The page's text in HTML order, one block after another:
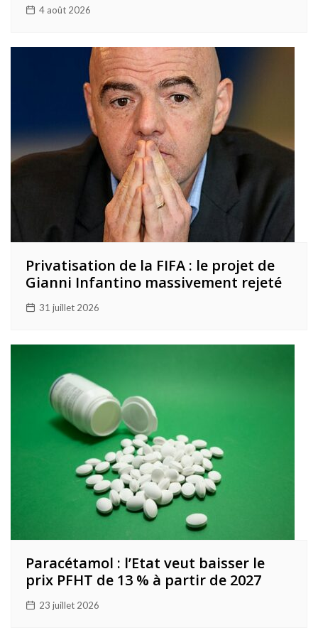
4 août 2026
Privatisation de la FIFA : le projet de
Gianni Infantino massivement rejeté
31 juillet 2026
Paracétamol : l’Etat veut baisser le
prix PFHT de 13 % à partir de 2027
23 juillet 2026